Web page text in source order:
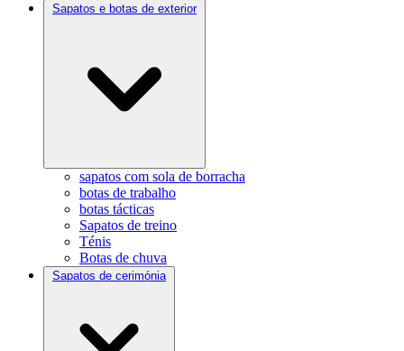
Sapatos e botas de exterior
sapatos com sola de borracha
botas de trabalho
botas tácticas
Sapatos de treino
Ténis
Botas de chuva
Sapatos de cerimónia